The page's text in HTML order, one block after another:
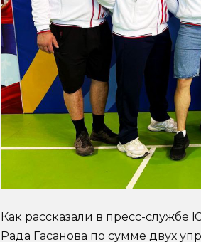
Как рассказали в пресс-службе
Рада Гасанова по сумме двух